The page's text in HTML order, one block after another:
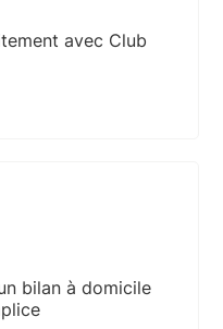
avec Club
bilan à domicile